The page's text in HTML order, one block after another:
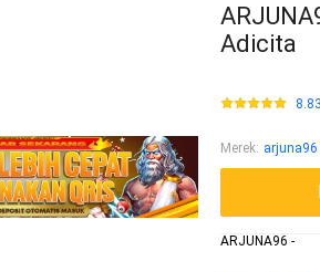
Adicita
Merek: arjuna96
ARJUNA96 -